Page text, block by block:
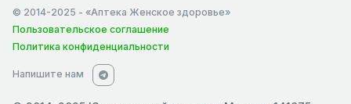
© 2014-2025 - «Аптека Женское здоровье»
Пользовательское соглашение
Политика конфиденциальности
Напишите нам